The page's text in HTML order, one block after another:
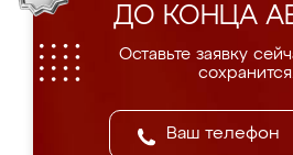
ДО КОНЦА
Оставьте заявку